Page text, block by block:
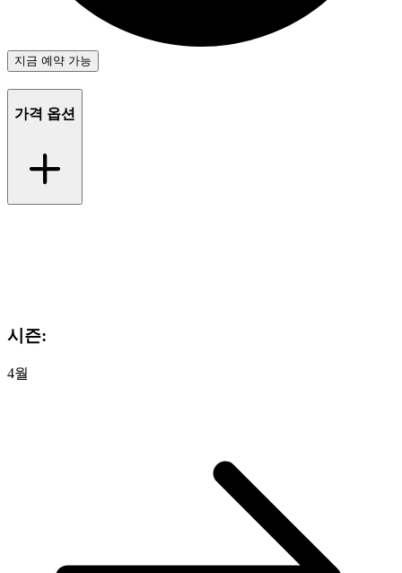
지금 예약 가능
가격 옵션
시즌:
4월